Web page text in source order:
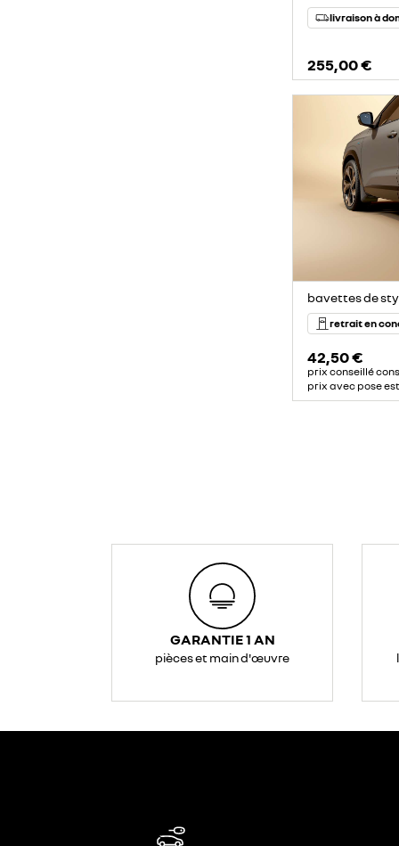
livraison à
255,00 €
bavettes de
retrait en
42,50 €
prix conseillé
prix avec pose
GARANTIE 1 AN
pièces et main d'œuvre